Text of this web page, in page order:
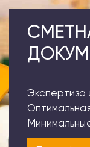
Экспертиза